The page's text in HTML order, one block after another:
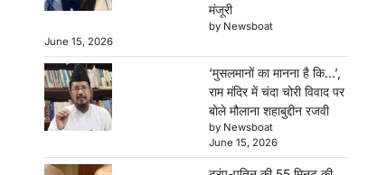
मंजूरी
by Newsboat
June 15, 2026
‘मुसलमानों का मानना है कि…’,
राम मंदिर में चंदा चोरी विवाद पर
बोले मौलाना शहाबुद्दीन रजवी
by Newsboat
June 15, 2026
ट्रंप-पुतिन की 55 मिनट की फोनकॉल
क्या रुकने वाला है रूस-यूक्रेन युद्ध, जानें
क्या-क्या हुआ डिस्
June 15, 2026
Donald Trump Vladimir Putin Phone
Call: अमेरिकी राष्ट्रपति डोनाल्ड ट्रंप और रूसी
राष्ट्रपति व्लादिमीर पुतिन…